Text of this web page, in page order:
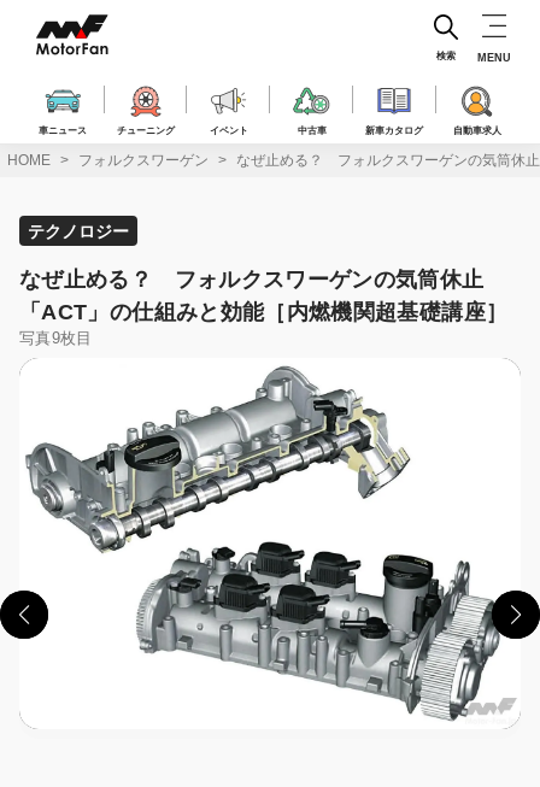
ス
車ニュース チューニング イベント 中古車 新車カタログ 自動車求人
検索 MENU
HOME フォルクスワーゲン なぜ止める？ フォルクスワーゲンの気筒休
テクノロジー
なぜ止める？ フォルクスワーゲンの気筒休止
「ACT」の仕組みと効能［内燃機関超基礎講座］
写真9枚目